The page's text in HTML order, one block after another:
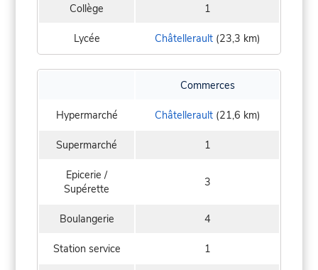
Collège 1
Lycée Châtellerault(23,3 km)
Commerces
Hypermarché Châtellerault(21,6 km)
Supermarché 1
Epicerie /
Supérette
3
Boulangerie 4
Station service 1